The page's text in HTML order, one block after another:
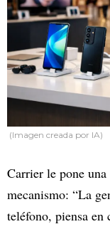
(Imagen creada por IA)
Carrier le pone
mecanismo: “La
teléfono, piensa en